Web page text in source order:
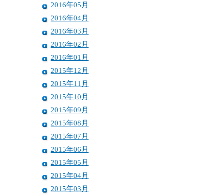
2016年05月
2016年04月
2016年03月
2016年02月
2016年01月
2015年12月
2015年11月
2015年10月
2015年09月
2015年08月
2015年07月
2015年06月
2015年05月
2015年04月
2015年03月